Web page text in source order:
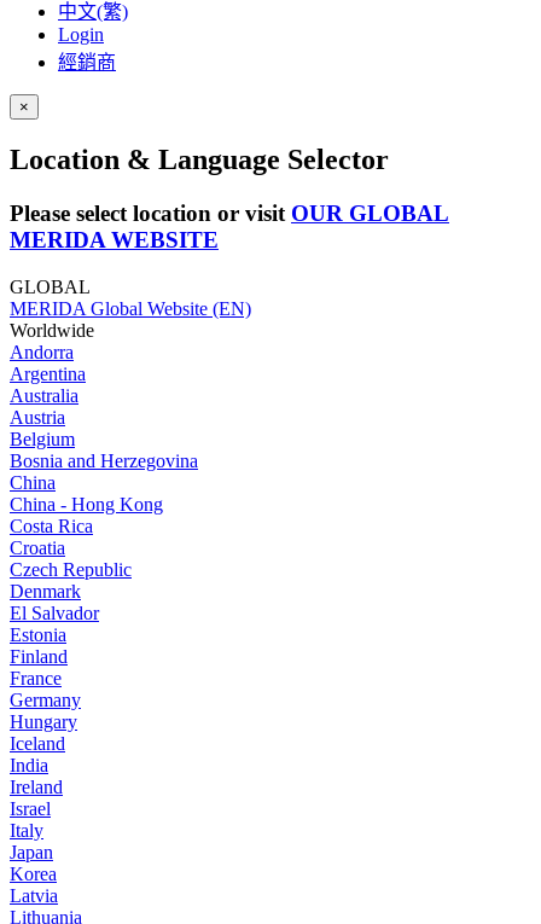
中文(繁)
Login
經銷商
×
Location & Language Selector
Please select location or visit OUR GLOBAL
MERIDA WEBSITE
GLOBAL
MERIDA Global Website (EN)
Worldwide
Andorra
Argentina
Australia
Austria
Belgium
Bosnia and Herzegovina
China
China - Hong Kong
Costa Rica
Croatia
Czech Republic
Denmark
El Salvador
Estonia
Finland
France
Germany
Hungary
Iceland
India
Ireland
Israel
Italy
Japan
Korea
Latvia
Lithuania